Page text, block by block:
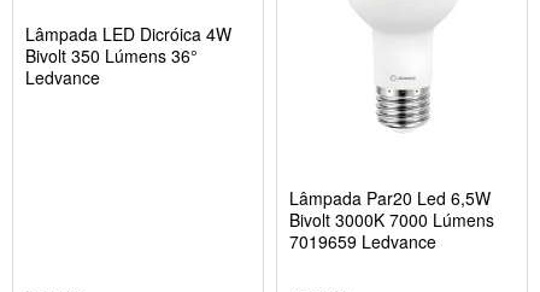
Lâmpada LED Dicróica 4W
Bivolt 350 Lúmens 36°
Ledvance
Lâmpada Par20 Led 6,5W
Bivolt 3000K 7000 Lúmens
7019659 Ledvance